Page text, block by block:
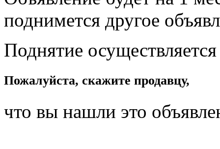
поднимется другое
Поднятие
Пожалуйста, скажите продавцу,
что вы нашли это